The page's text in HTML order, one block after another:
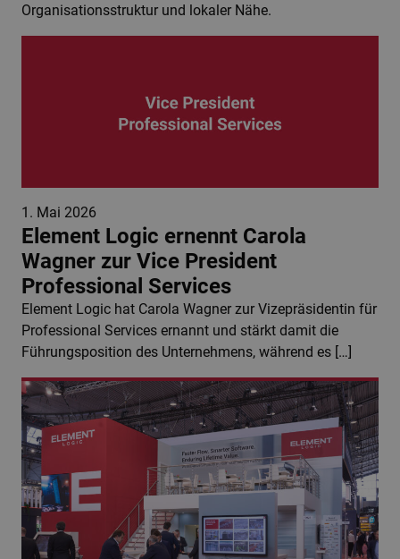
Organisationsstruktur und lokaler Nähe.
1. Mai 2026
Element Logic ernennt Carola
Wagner zur Vice President
Professional Services
Element Logic hat Carola Wagner zur Vizepräsidentin für
Professional Services ernannt und stärkt damit die
Führungsposition des Unternehmens, während es […]